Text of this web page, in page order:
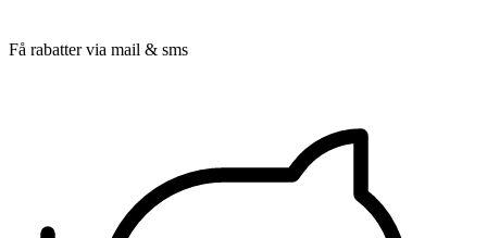
Få rabatter via mail & sms